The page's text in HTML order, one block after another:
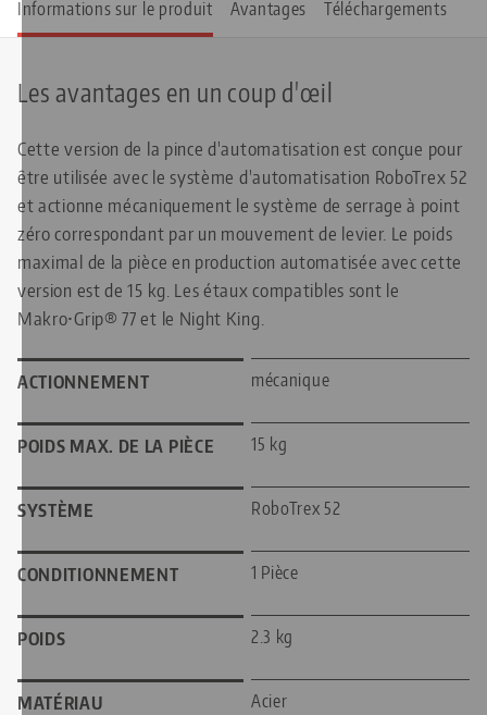
Informations sur le produit Avantages Téléchargements
Les avantages en un coup d'œil
Cette version de la pince d'automatisation est conçue pour
être utilisée avec le système d'automatisation RoboTrex 52
et actionne mécaniquement le système de serrage à point
zéro correspondant par un mouvement de levier. Le poids
maximal de la pièce en production automatisée avec cette
version est de 15 kg. Les étaux compatibles sont le
Makro•Grip® 77 et le Night King.
ACTIONNEMENT mécanique
POIDS MAX. DE LA PIÈCE 15 kg
SYSTÈME RoboTrex 52
CONDITIONNEMENT 1 Pièce
POIDS 2.3 kg
MATÉRIAU Acier